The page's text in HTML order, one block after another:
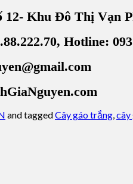
12- Khu Đô Thị Vạn
Hotline:
and taggedCây gáo trắng,cây